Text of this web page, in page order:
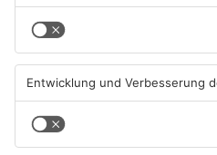
Kliniken im Primaveraland
melden mehr Patienten
durch Hitze
PRIMAVERALAND